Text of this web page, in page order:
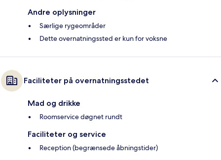
Andre oplysninger
Særlige rygeområder
Dette overnatningssted er kun for voksne
Faciliteter på overnatningsstedet
Mad og drikke
Roomservice døgnet rundt
Faciliteter og service
Reception (begrænsede åbningstider)